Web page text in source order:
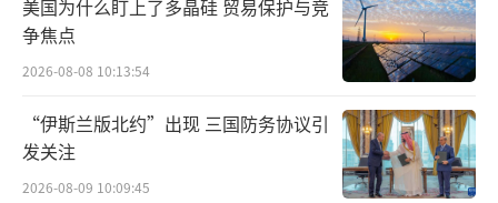
为美国空军战机在面临危机时提供能够转移的
分散地点。这一战略主要是在以“神出鬼
没”的方式“快速调动飞机”，来应对“中国
在太平洋区域日益增长的导弹和空袭威胁”，
避开对手的“目标打击周期”，同时美国及盟
国空军的各种设施面临着“与中国发生重大冲
美国为什么盯上了多晶硅 贸易保护与竞
争焦点
2026-08-08 10:13:54
“伊斯兰版北约”出现 三国防务协议引
发关注
2026-08-09 10:09:45